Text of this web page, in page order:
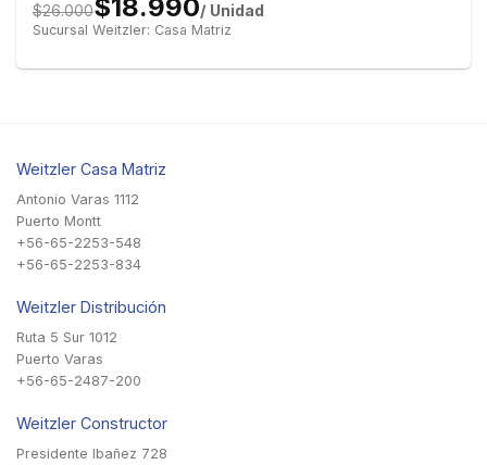
$26.000$18.990/ Unidad
Sucursal Weitzler: Casa Matriz
Weitzler Casa Matriz
Antonio Varas 1112
Puerto Montt
+56-65-2253-548
+56-65-2253-834
Weitzler Distribución
Ruta 5 Sur 1012
Puerto Varas
+56-65-2487-200
Weitzler Constructor
Presidente Ibañez 728